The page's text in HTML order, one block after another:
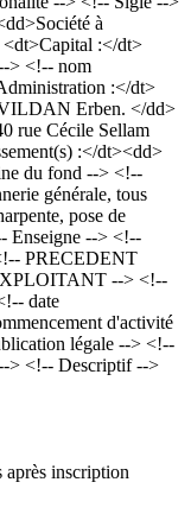
à
:</dt>
> <!-- nom
:</dt>
Erben. </dd>
rue Cécile Sellam
:</dt><dd>
du fond --> <!--
générale, tous
pose de
Enseigne --> <!--
PRECEDENT
--> <!--
date
d'activité
légale --> <!--
> <!-- Descriptif -->
après inscription